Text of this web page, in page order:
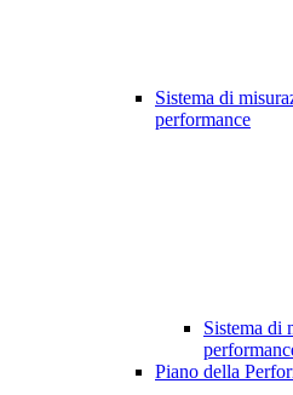
Sistema di
performance
Sistema di
Piano della